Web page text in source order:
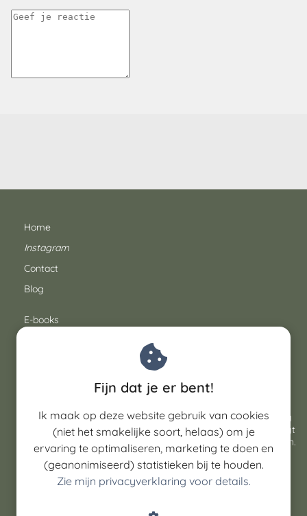
Home
Instagram
Contact
Blog
E-books
© Outdoor Inspiratie 2026
betekent dat ik een klein percentage van de opbrengst krijg
als jij via die link iets bestelt. Dat kost jou niets extra en zorgt
dat ik 100+ gratis blogartikelen per jaar kan blijven publiceren.
Volg me op Instagramvoor dagelijkse inspiratie
Weekendwandeltochten in
Duitsland
gratis routegids met 5 wandelweekenden net
over de Duitse grens
Fijn dat je er bent!
Ik maak op deze website gebruik van cookies
(niet het smakelijke soort, helaas) om je
ervaring te optimaliseren, marketing te doen en
(geanonimiseerd) statistieken bij te houden.
Zie mijn privacyverklaring voor details.